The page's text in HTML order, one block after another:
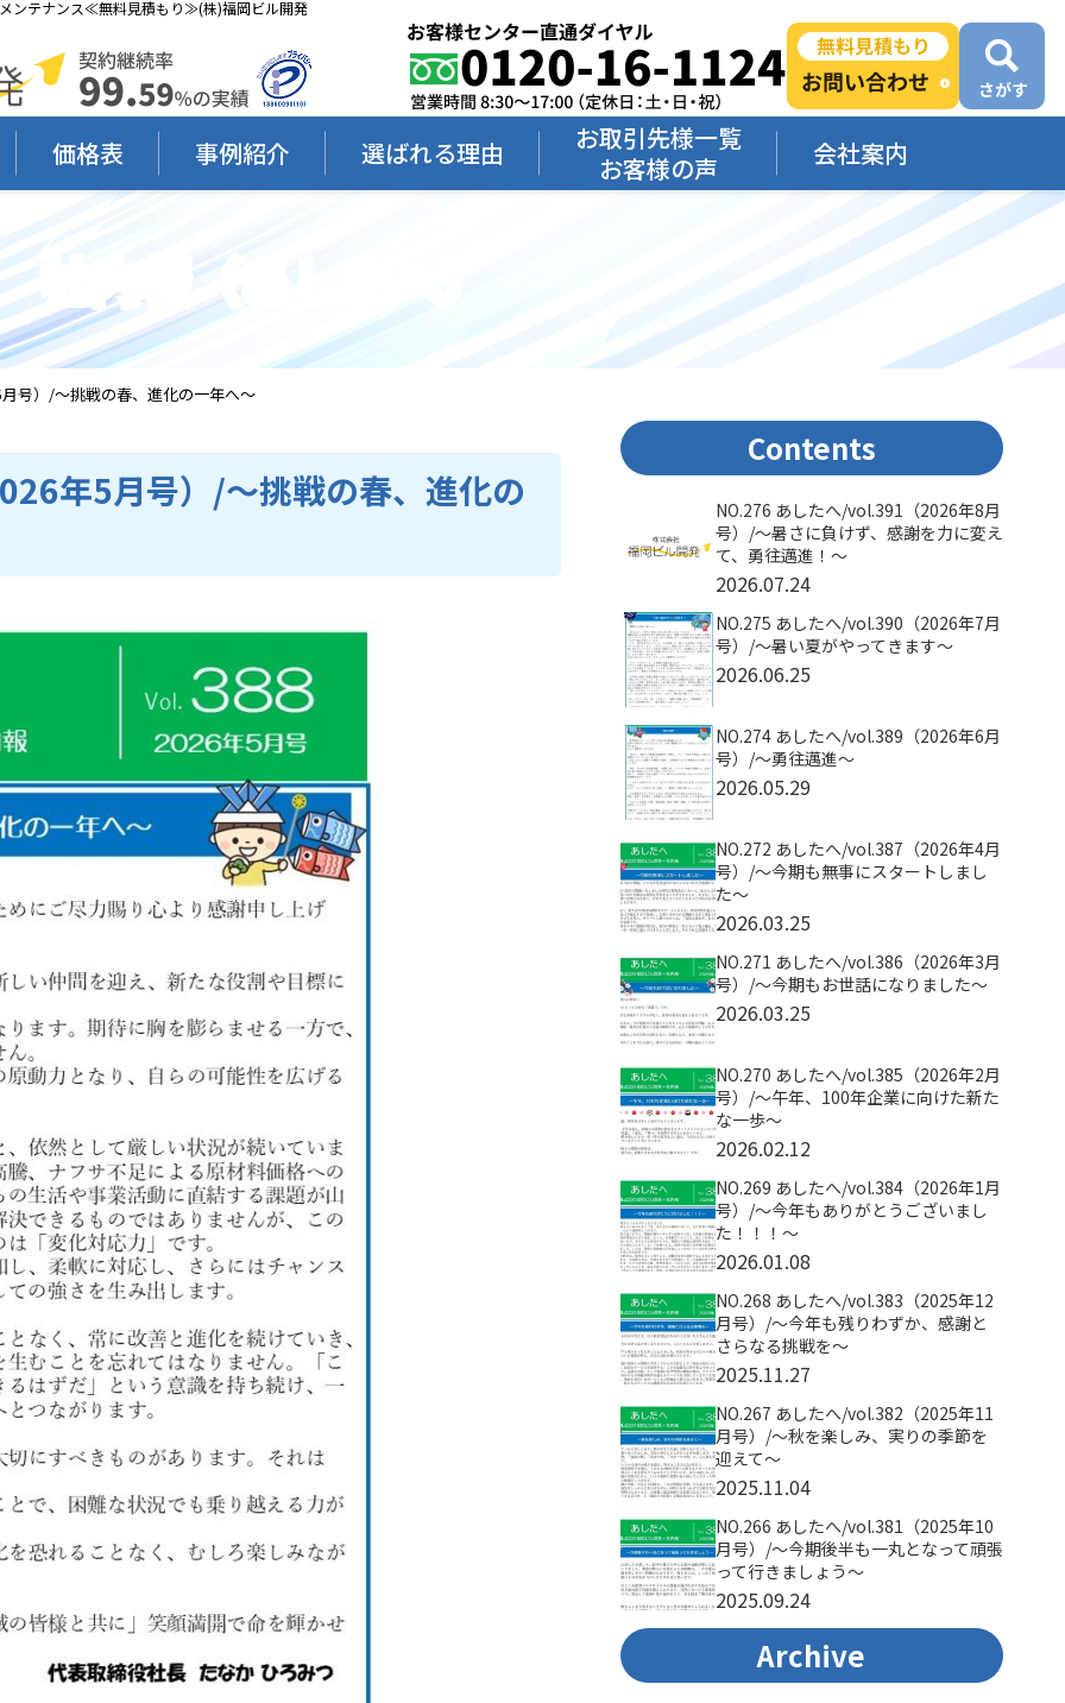
ンテナンス≪無料見積もり≫(株)福岡ビル開発
価格表 事例紹介 選ばれる理由
お取引先様一覧
お客様の声
会社案内
社内報（あしたへ）
号）/～挑戦の春、進化の一年へ～
年5月号）/～挑戦の春、進化の
Contents
NO.276 あしたへ/vol.391（2026年8月
号）/〜暑さに負けず、感謝を力に変え
て、勇往邁進！〜
2026.07.24
NO.275 あしたへ/vol.390（2026年7月
号）/～暑い夏がやってきます～
2026.06.25
NO.274 あしたへ/vol.389（2026年6月
号）/～勇往邁進～
2026.05.29
NO.272 あしたへ/vol.387（2026年4月
号）/～今期も無事にスタートしまし
た～
2026.03.25
NO.271 あしたへ/vol.386（2026年3月
号）/～今期もお世話になりました～
2026.03.25
NO.270 あしたへ/vol.385（2026年2月
号）/～午年、100年企業に向けた新た
な一歩～
2026.02.12
NO.269 あしたへ/vol.384（2026年1月
号）/～今年もありがとうございまし
た！！！～
2026.01.08
NO.268 あしたへ/vol.383（2025年12
月号）/～今年も残りわずか、感謝と
さらなる挑戦を～
2025.11.27
NO.267 あしたへ/vol.382（2025年11
月号）/～秋を楽しみ、実りの季節を
迎えて～
2025.11.04
NO.266 あしたへ/vol.381（2025年10
月号）/～今期後半も一丸となって頑張
って行きましょう～
2025.09.24
Archive